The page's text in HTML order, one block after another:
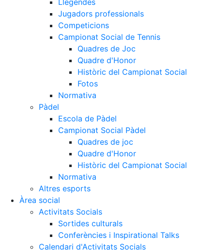
Llegendes
Jugadors professionals
Competicions
Campionat Social de Tennis
Quadres de Joc
Quadre d'Honor
Històric del Campionat Social
Fotos
Normativa
Pàdel
Escola de Pàdel
Campionat Social Pàdel
Quadres de joc
Quadre d'Honor
Històric del Campionat Social
Normativa
Altres esports
Àrea social
Activitats Socials
Sortides culturals
Conferències i Inspirational Talks
Calendari d'Activitats Socials